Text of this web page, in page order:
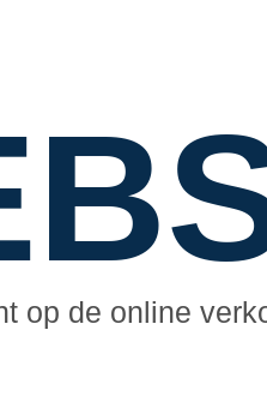
op de online